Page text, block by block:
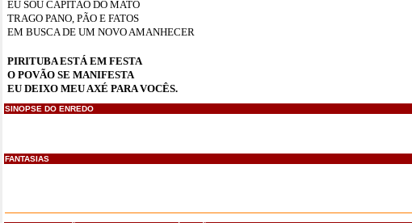
EU SOU CAPITÃO DO MATO
TRAGO PANO, PÃO E FATOS
EM BUSCA DE UM NOVO AMANHECER
PIRITUBA ESTÁ EM FESTA
O POVÃO SE MANIFESTA
EU DEIXO MEU AXÉ PARA VOCÊS.
SINOPSE DO ENREDO
FANTASIAS